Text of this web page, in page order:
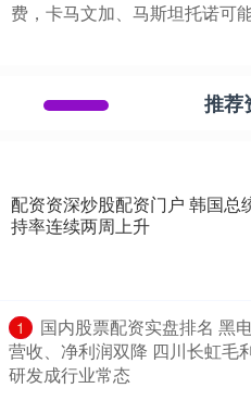
费，卡马文加、马斯坦托诺可
推荐
配资资深炒股配资门户 韩国总
持率连续两周上升
1
国内股票配资实盘排名 黑
营收、净利润双降 四川长虹毛
研发成行业常态